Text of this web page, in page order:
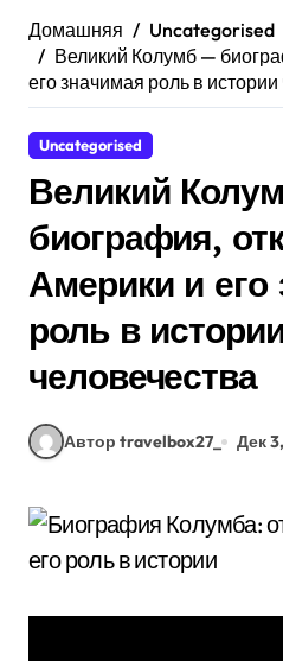
Домашняя
Uncategorised
Великий Колумб —
его значимая роль в
Uncategorised
Великий
биография,
Америки и его
роль в
человечества
Автор travelbox27_ Дек